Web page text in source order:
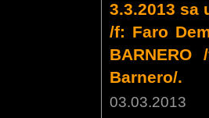
3.3.2013 sa
/f: Faro
Barnero/.
03.03.2013